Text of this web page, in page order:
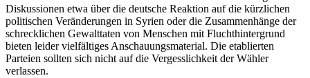
Diskussionen etwa über die deutsche Reaktion auf die kürzlichen
politischen Veränderungen in Syrien oder die Zusammenhänge der
schrecklichen Gewalttaten von Menschen mit Fluchthintergrund
bieten leider vielfältiges Anschauungsmaterial. Die etablierten
Parteien sollten sich nicht auf die Vergesslichkeit der Wähler
verlassen.